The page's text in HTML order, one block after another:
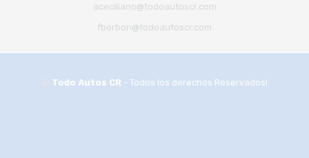
aceciliano@todoautoscr.com
fborbon@todoautoscr.com
Todo Autos CR - Todos los derechos Reservados!